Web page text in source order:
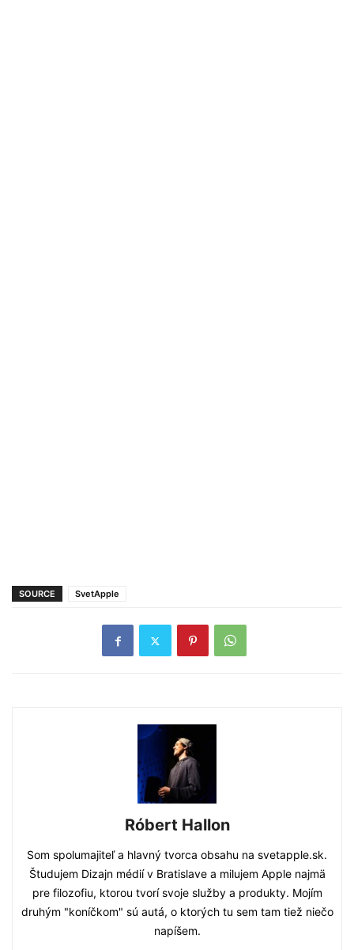
SOURCE SvetApple
Róbert Hallon
Som spolumajiteľ a hlavný tvorca obsahu na svetapple.sk.
Študujem Dizajn médií v Bratislave a milujem Apple najmä
pre filozofiu, ktorou tvorí svoje služby a produkty. Mojím
druhým "koníčkom" sú autá, o ktorých tu sem tam tiež niečo
napíšem.